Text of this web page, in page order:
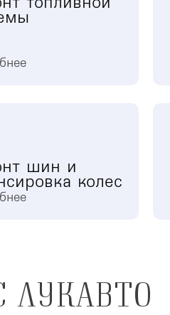
шин и
колес
ЛУКАВТО